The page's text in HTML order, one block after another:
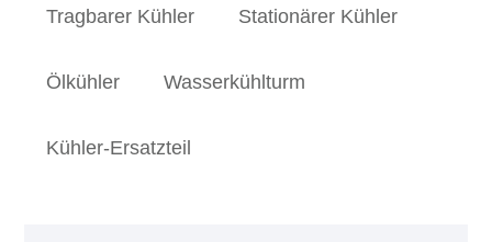
Tragbarer Kühler Stationärer Kühler
Ölkühler Wasserkühlturm
Kühler-Ersatzteil